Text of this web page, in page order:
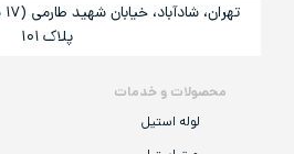
محصولات و خدمات
لوله استیل
پلاک ۱۰۱